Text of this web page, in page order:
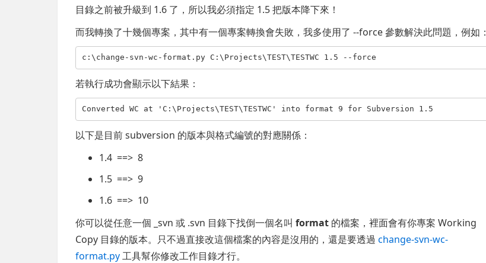
目錄之前被升級到 1.6 了，所以我必須指定 1.5 把版本降下來！
而我轉換了十幾個專案，其中有一個專案轉換會失敗，我多使用了 --force 參數解決此問題，例如：
c:\change-svn-wc-format.py C:\Projects\TEST\TESTWC 1.5 --force
若執行成功會顯示以下結果：
Converted WC at 'C:\Projects\TEST\TESTWC' into format 9 for Subversion 1.5
以下是目前 subversion 的版本與格式編號的對應關係：
1.4 ==> 8
1.5 ==> 9
1.6 ==> 10
你可以從任意一個 _svn 或 .svn 目錄下找倒一個名叫format 的檔案，裡面會有你專案 Working
Copy 目錄的版本。只不過直接改這個檔案的內容是沒用的，還是要透過change-svn-wc-
format.py工具幫你修改工作目錄才行。